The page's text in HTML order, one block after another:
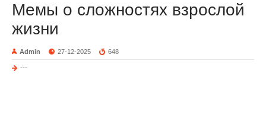
Мемы о сложностях взрослой
жизни
Admin 27-12-2025 648
---